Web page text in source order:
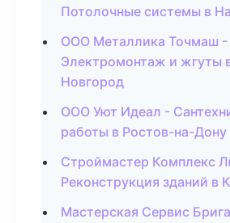
Потолочные системы в
ООО Металлика Точмаш -
Электромонтаж и жгуты
Новгород
ООО Уют Идеал -
работы в Ростов-на-Дону
Строймастер Комплекс
Реконструкция зданий в
Мастерская Сервис